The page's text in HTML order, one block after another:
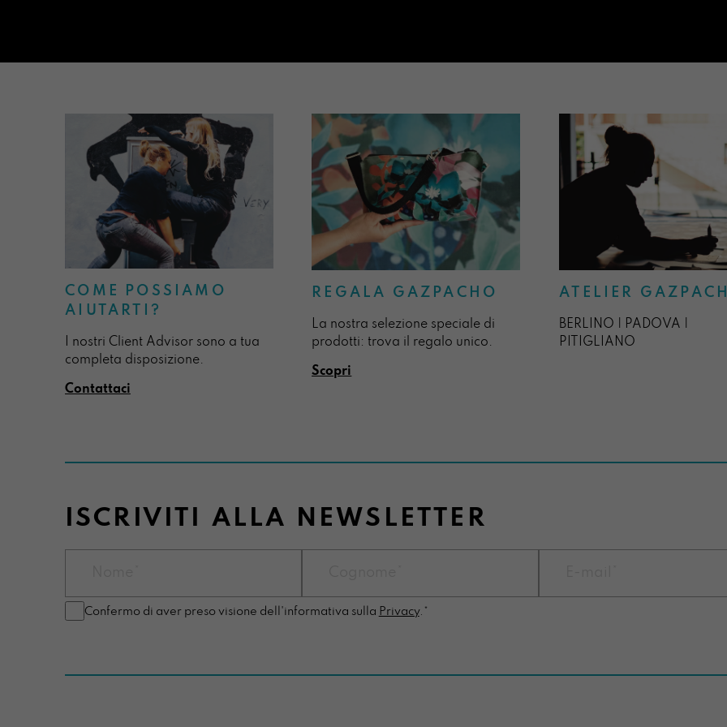
COME POSSIAMO
AIUTARTI?
I nostri Client Advisor sono a tua
completa disposizione.
Contattaci
REGALA GAZPACHO
La nostra selezione speciale di
prodotti: trova il regalo unico.
Scopri
ATELIER
BERLINO | PADOVA |
PITIGLIANO
ISCRIVITI ALLA NEWSLETTER
Confermo di aver preso visione dell'informativa sulla Privacy.*